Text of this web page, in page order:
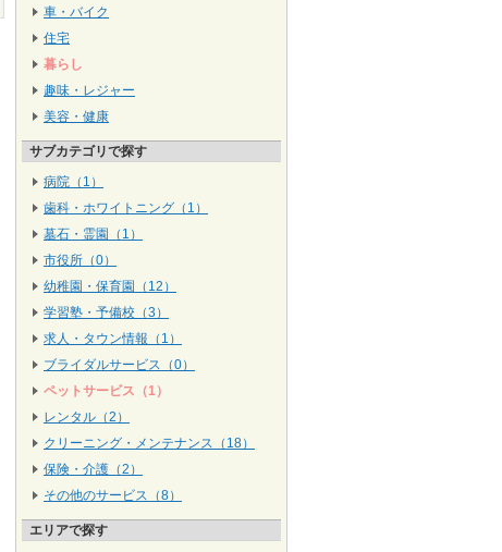
車・バイク
住宅
暮らし
趣味・レジャー
美容・健康
サブカテゴリで探す
病院（1）
歯科・ホワイトニング（1）
墓石・霊園（1）
市役所（0）
幼稚園・保育園（12）
学習塾・予備校（3）
求人・タウン情報（1）
ブライダルサービス（0）
ペットサービス（1）
レンタル（2）
クリーニング・メンテナンス（18）
保険・介護（2）
その他のサービス（8）
エリアで探す